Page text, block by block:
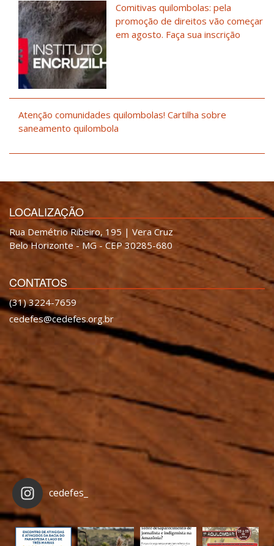
Comitivas quilombolas: pela
promoção de direitos vão começar
em agosto. Faça sua inscrição
Atenção comunidades quilombolas! Cartilha sobre
saneamento quilombola
LOCALIZAÇÃO
Rua Demétrio Ribeiro, 195 | Vera Cruz
Belo Horizonte - MG - CEP 30285-680
CONTATOS
(31) 3224-7659
cedefes@cedefes.org.br
cedefes_